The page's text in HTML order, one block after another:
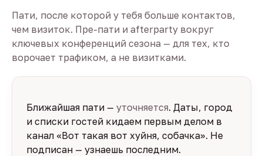
Пати, после которой у тебя больше контактов,
чем визиток. Пре-пати и afterparty вокруг
ключевых конференций сезона — для тех, кто
ворочает трафиком, а не визитками.
Ближайшая пати — уточняется. Даты, город
и списки гостей кидаем первым делом в
канал «Вот такая вот хуйня, собачка». Не
подписан — узнаешь последним.